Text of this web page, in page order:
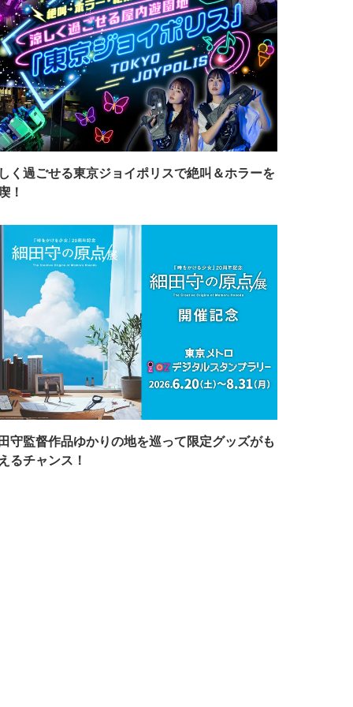
く過ごせる東京ジョイポリスで絶叫＆ホラーを
！
守監督作品ゆかりの地を巡って限定グッズがも
るチャンス！